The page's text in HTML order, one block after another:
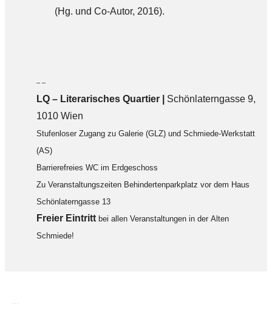
(Hg. und Co-Autor, 2016).
– –
LQ –Literarisches Quartier | Schönlaterngasse 9,
1010 Wien
Stufenloser Zugang zu Galerie (GLZ) und Schmiede-Werkstatt
(AS)
Barrierefreies WC im Erdgeschoss
Zu Veranstaltungszeiten Behindertenparkplatz vor dem Haus
Schönlaterngasse 13
Freier Eintritt bei allen Veranstaltungen in der Alten
Schmiede!